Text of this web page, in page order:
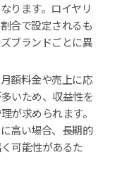
ります。ロイヤリ
合で設定されるも
ブランドごとに異
額料金や売上に応
いため、収益性を
が求められます。
高い場合、長期的
可能性があるた